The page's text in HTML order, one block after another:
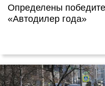
Определены
«Автодилер года»